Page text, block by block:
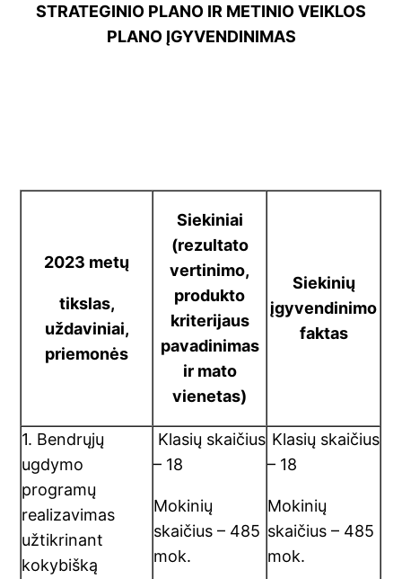
STRATEGINIO PLANO IR METINIO VEIKLOS
PLANO ĮGYVENDINIMAS
2023 metų
tikslas,
uždaviniai,
priemonės
Siekiniai
(rezultato
vertinimo,
produkto
kriterijaus
pavadinimas
ir mato
vienetas)
Siekinių
įgyvendinimo
faktas
1. Bendrųjų
ugdymo
programų
realizavimas
užtikrinant
kokybišką
Klasių skaičius
– 18
Mokinių
skaičius – 485
mok.
Klasių skaičius
– 18
Mokinių
skaičius – 485
mok.